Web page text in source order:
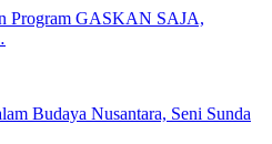
Program GASKAN SAJA,
Budaya Nusantara, Seni Sunda